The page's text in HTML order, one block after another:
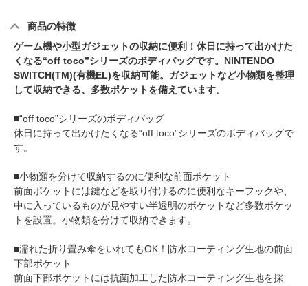
商品の特徴
ゲーム機や小型ガジェットの収納に便利！休日に持って出かけた
くなる“off toco”シリーズのボディバッグです。NINTENDO
SWITCH(TM)(有機EL)を収納可能。ガジェットなど小物類を整理
して収納できる、多数ポケットを備えています。
■“off toco”シリーズのボディバッグ
休日に持って出かけたくなる“off toco”シリーズのボディバッグで
す。
■小物類を分けて収納するのに便利な前面ポケット
前面ポケットには鍵などを取り付けるのに便利なキーフックや、
中に入っているものが見やすい半透明のポケットなど多数ポケッ
トを設置。小物類を分けて収納できます。
■濡れた折り畳み傘をいれてもOK！防水コーティング生地の前面
下部ポケット
前面下部ポケットには抗菌加工した防水コーティング生地を採